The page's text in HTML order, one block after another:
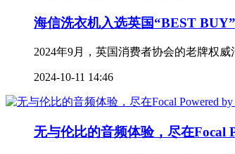
海信洗衣机入选英国“BEST
2024年9月，英国消费者协会的老牌权
2024-10-11 14:46
无与伦比的音频体验，尽在Focal